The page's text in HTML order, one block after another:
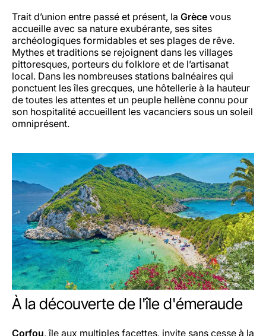
Trait d’union entre passé et présent, la Grèce vous
accueille avec sa nature exubérante, ses sites
archéologiques formidables et ses plages de rêve.
Mythes et traditions se rejoignent dans les villages
pittoresques, porteurs du folklore et de l’artisanat
local. Dans les nombreuses stations balnéaires qui
ponctuent les îles grecques, une hôtellerie à la hauteur
de toutes les attentes et un peuple hellène connu pour
son hospitalité accueillent les vacanciers sous un soleil
omniprésent.
À la découverte de l'île d'émeraude
Corfou, île aux multiples facettes, invite sans cesse à la